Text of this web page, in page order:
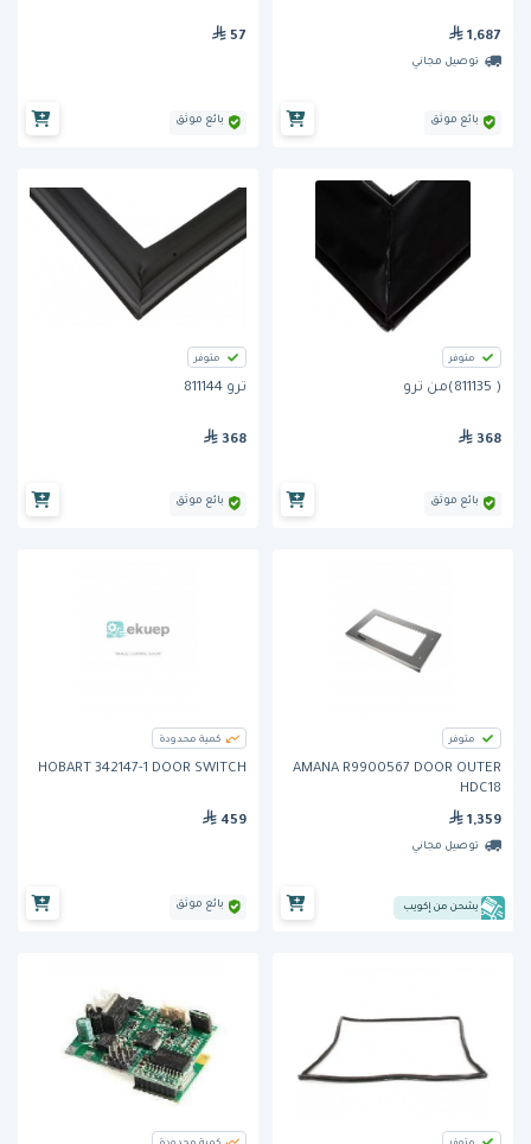
1,687
توصيل مجاني
بائع موثق
57
بائع موثق
متوفر
( 811135)من ترو
368
بائع موثق
متوفر
ترو 811144
368
بائع موثق
متوفر
AMANA R9900567 DOOR OUTER
HDC18
1,359
توصيل مجاني
يشحن من إكويب
كمية محدودة
HOBART 342147-1 DOOR SWITCH
459
بائع موثق